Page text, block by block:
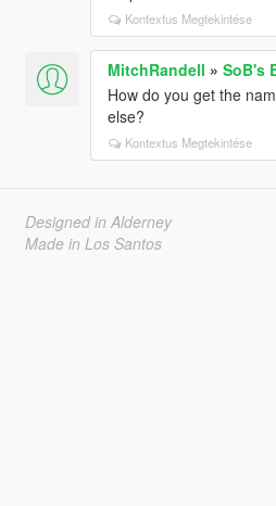
Kontextus Megtekintése
MitchRandell » SoB's
How do you get the
else?
Kontextus Megtekintése
Designed in Alderney
Made in Los Santos